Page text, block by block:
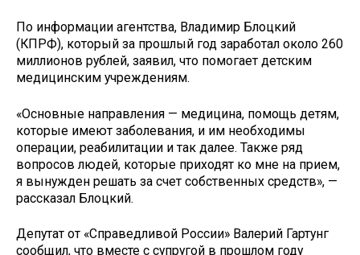
По информации агентства, Владимир Блоцкий
(КПРФ), который за прошлый год заработал около 260
миллионов рублей, заявил, что помогает детским
медицинским учреждениям.
«Основные направления — медицина, помощь детям,
которые имеют заболевания, и им необходимы
операции, реабилитации и так далее. Также ряд
вопросов людей, которые приходят ко мне на прием,
я вынужден решать за счет собственных средств», —
рассказал Блоцкий.
Депутат от «Справедливой России» Валерий Гартунг
сообщил, что вместе с супругой в прошлом году